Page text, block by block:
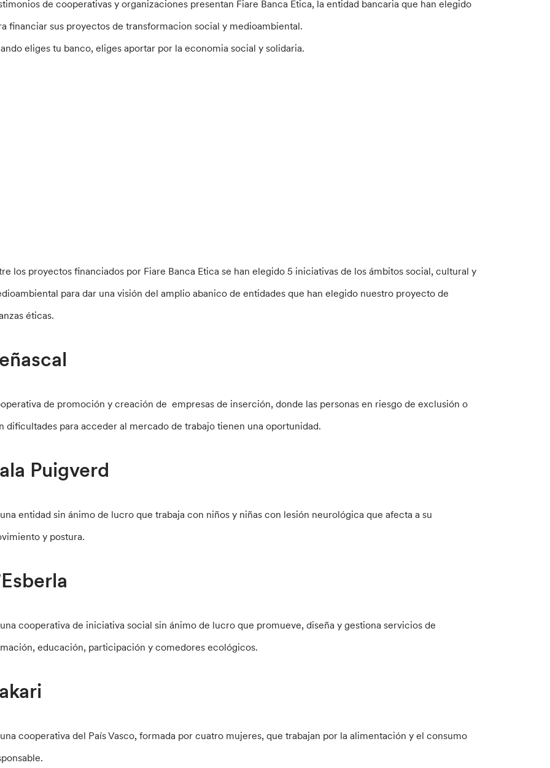
de cooperativas y organizaciones presentan Fiare Banca Etica, la entidad bancaria que han elegido
financiar sus proyectos de transformacion social y medioambiental.
eliges tu banco, eliges aportar por la economia social y solidaria.
los proyectos financiados por Fiare Banca Etica se han elegido 5 iniciativas de los ámbitos social, cultural y
para dar una visión del amplio abanico de entidades que han elegido nuestro proyecto de
éticas.
de promoción y creación de empresas de inserción, donde las personas en riesgo de exclusión o
dificultades para acceder al mercado de trabajo tienen una oportunidad.
Puigverd
una entidad sin ánimo de lucro que trabaja con niños y niñas con lesión neurológica que afecta a su
y postura.
una cooperativa de iniciativa social sin ánimo de lucro que promueve, diseña y gestiona servicios de
educación, participación y comedores ecológicos.
una cooperativa del País Vasco, formada por cuatro mujeres, que trabajan por la alimentación y el consumo